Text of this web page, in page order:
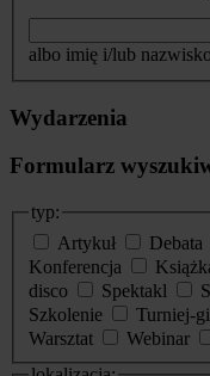
albo imię i/lub
Wydarzenia
Formularz
typ:
Artykuł
Debata
Konferencja
disco
Spektakl
Szkolenie
Turniej-
Warsztat
Webinar